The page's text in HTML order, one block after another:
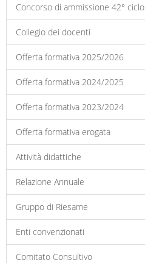
Concorso di ammissione 42° ciclo
Collegio dei docenti
Offerta formativa 2025/2026
Offerta formativa 2024/2025
Offerta formativa 2023/2024
Offerta formativa erogata
Attività didattiche
Relazione Annuale
Gruppo di Riesame
Enti convenzionati
Comitato Consultivo